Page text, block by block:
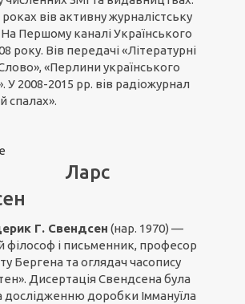
вів активну журналістську
На Першому каналі Українського
року. Вів передачі «Літературні
«Перлини українського
У 2008-2015 рр. вів радіожурнал
спалах».
Ларс
Г. Свендсен (нар. 1970) —
філософ і письменник, професор
Бергена та оглядач часопису
Дисертація Свендсена була
дослідженню доробки Іммануїла